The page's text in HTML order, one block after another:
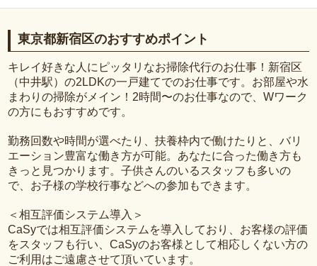
東京都新宿区のおすすめポイント
キレイ好きな人にピッタリなお掃除代行のお仕事！新宿区
（中井駅）の2LDKの一戸建てでのお仕事です。お部屋や水
まわりの掃除がメイン！2時間〜のお仕事なので、Wワーク
の方にもおすすめです。
勤務回数や時間が選べたり、扶養枠内で働けたりと、バリ
エーション豊富な働き方が可能。あなたに合った働き方も
きっと見つかります。子供さんのいるスタッフも多いの
で、お子様の学校行事などへの参加もできます。
＜相互評価システム導入＞
CaSyでは相互評価システムを導入しており、お客様の評価
をスタッフも行い、CaSyのお客様として相応しくない方の
ご利用はご遠慮させて頂いています。